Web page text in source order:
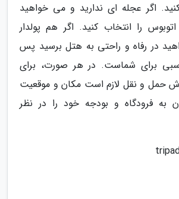
کنید. اگر عجله ای ندارید و می خواهید
را انتخاب کنید. اگر هم پولدار
در رفاه و راحتی به هتل برسید پس
برای شماست. در هر صورت، برای
حمل و نقل لازم است مکان و موقعیت
به فرودگاه و بودجه خود را در نظر